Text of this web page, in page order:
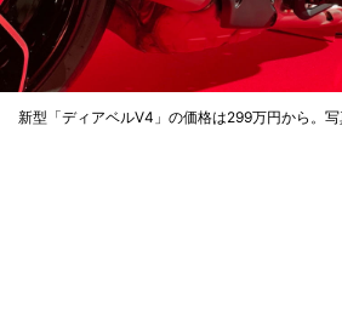
新型「ディアベルV4」の価格は299万円から。